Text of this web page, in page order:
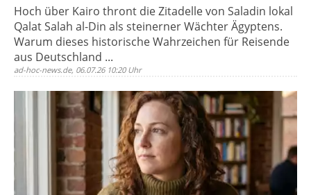
Hoch über Kairo thront die Zitadelle von Saladin lokal
Qalat Salah al-Din als steinerner Wächter Ägyptens.
Warum dieses historische Wahrzeichen für Reisende
aus Deutschland ...
ad-hoc-news.de, 06.07.26 10:20 Uhr